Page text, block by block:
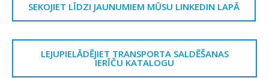
SEKOJIET LĪDZI JAUNUMIEM MŪSU LINKEDIN LAPĀ
LEJUPIELĀDĒJIET TRANSPORTA SALDĒŠANAS
IERĪČU KATALOGU